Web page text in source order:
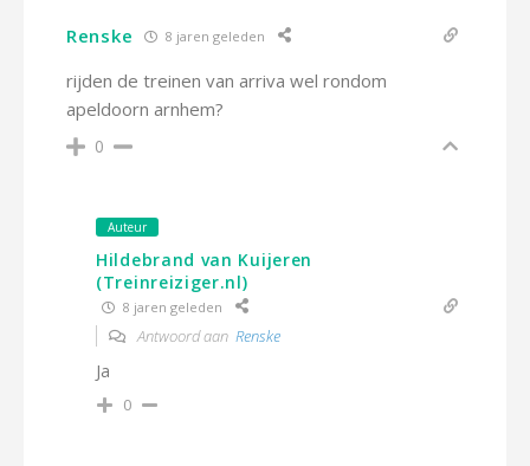
Renske 8 jaren geleden
rijden de treinen van arriva wel rondom
apeldoorn arnhem?
0
Auteur
Hildebrand van Kuijeren
(Treinreiziger.nl)
8 jaren geleden
Antwoord aan Renske
Ja
0